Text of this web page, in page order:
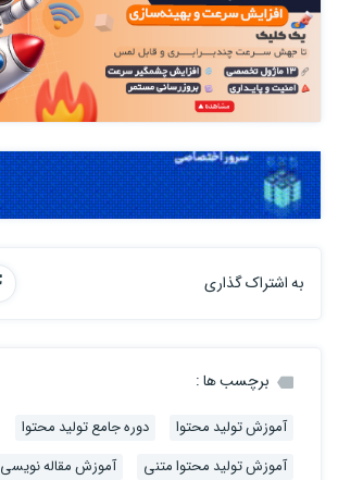
به اشتراک گذاری
برچسب ها :
آموزش تولید محتوا
دوره جامع تولید محتوا
آموزش تولید محتوا متنی
آموزش مقاله نویسی